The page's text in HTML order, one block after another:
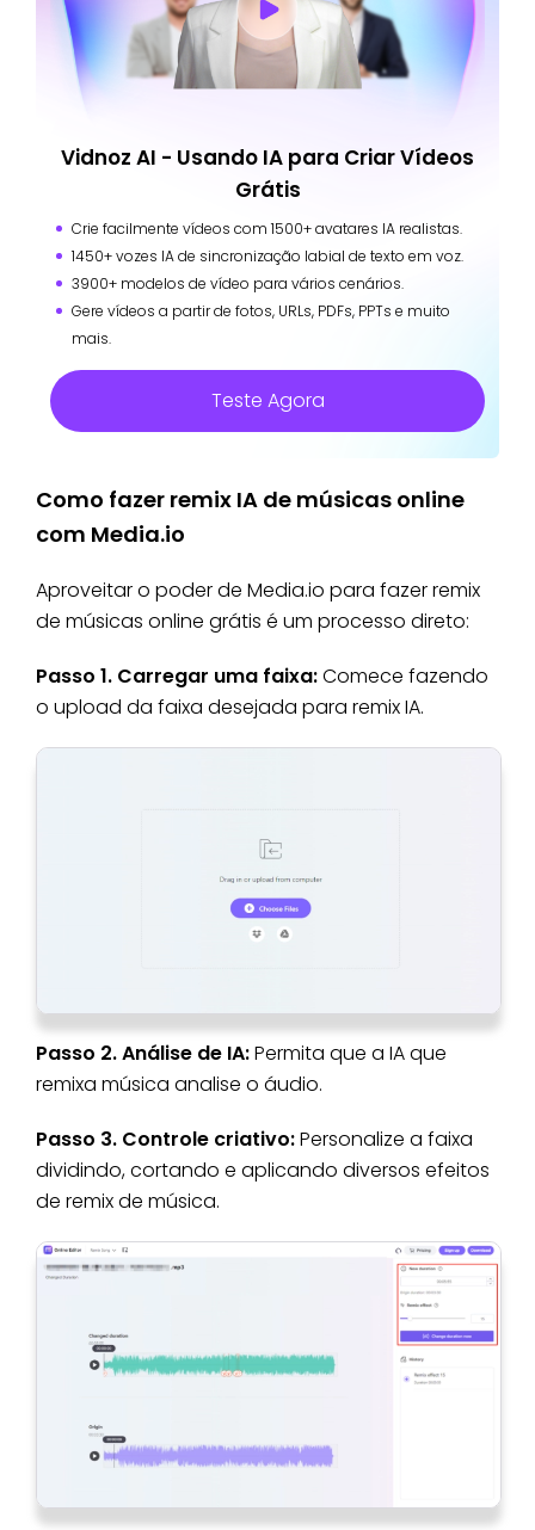
Vidnoz AI - Usando IA para Criar Vídeos
Grátis
Crie facilmente vídeos com 1500+ avatares IA realistas.
1450+ vozes IA de sincronização labial de texto em voz.
3900+ modelos de vídeo para vários cenários.
Gere vídeos a partir de fotos, URLs, PDFs, PPTs e muito
mais.
Teste Agora
Como fazer remix IA de músicas online
com Media.io
Aproveitar o poder de Media.io para fazer remix
de músicas online grátis é um processo direto:
Passo 1. Carregar uma faixa:Comece fazendo
o upload da faixa desejada para remix IA.
Passo 2. Análise de IA:Permita que a IA que
remixa música analise o áudio.
Passo 3. Controle criativo:Personalize a faixa
dividindo, cortando e aplicando diversos efeitos
de remix de música.